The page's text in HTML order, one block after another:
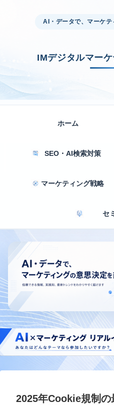
AI・データで、マーケ
IMデジタルマー
ホーム
SEO・AI検索対策
マーケティング戦略
セ
2025年Cookie規制